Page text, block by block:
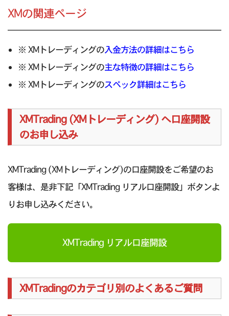
XMの関連ページ
※ XMトレーディングの入金方法の詳細はこちら
※ XMトレーディングの主な特徴の詳細はこちら
※ XMトレーディングのスペック詳細はこちら
XMTrading (XMトレーディング) へ口座開設
のお申し込み
XMTrading (XMトレーディング)の口座開設をご希望のお
客様は、是非下記「XMTrading リアル口座開設」ボタンよ
りお申し込みください。
XMTrading リアル口座開設
XMTradingのカテゴリ別のよくあるご質問